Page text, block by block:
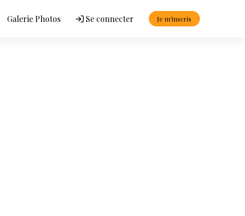
Galerie Photos Se connecter Je m'inscris